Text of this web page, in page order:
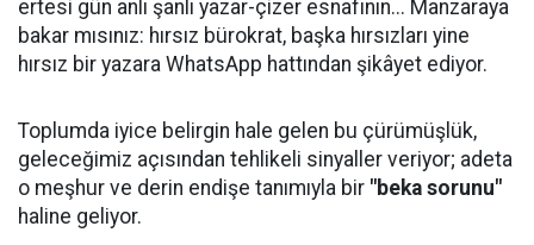
ertesi gün anlı şanlı yazar-çizer esnafının... Manzaraya
bakar mısınız: hırsız bürokrat, başka hırsızları yine
hırsız bir yazara WhatsApp hattından şikâyet ediyor.
Toplumda iyice belirgin hale gelen bu çürümüşlük,
geleceğimiz açısından tehlikeli sinyaller veriyor; adeta
o meşhur ve derin endişe tanımıyla bir "beka sorunu"
haline geliyor.